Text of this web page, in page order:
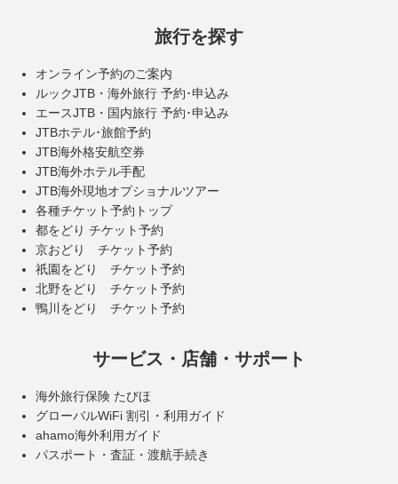
旅行を探す
オンライン予約のご案内
ルックJTB・海外旅行 予約･申込み
エースJTB・国内旅行 予約･申込み
JTBホテル･旅館予約
JTB海外格安航空券
JTB海外ホテル手配
JTB海外現地オプショナルツアー
各種チケット予約トップ
都をどり チケット予約
京おどり チケット予約
祇園をどり チケット予約
北野をどり チケット予約
鴨川をどり チケット予約
サービス・店舗・サポート
海外旅行保険 たびほ
グローバルWiFi 割引・利用ガイド
ahamo海外利用ガイド
パスポート・査証・渡航手続き